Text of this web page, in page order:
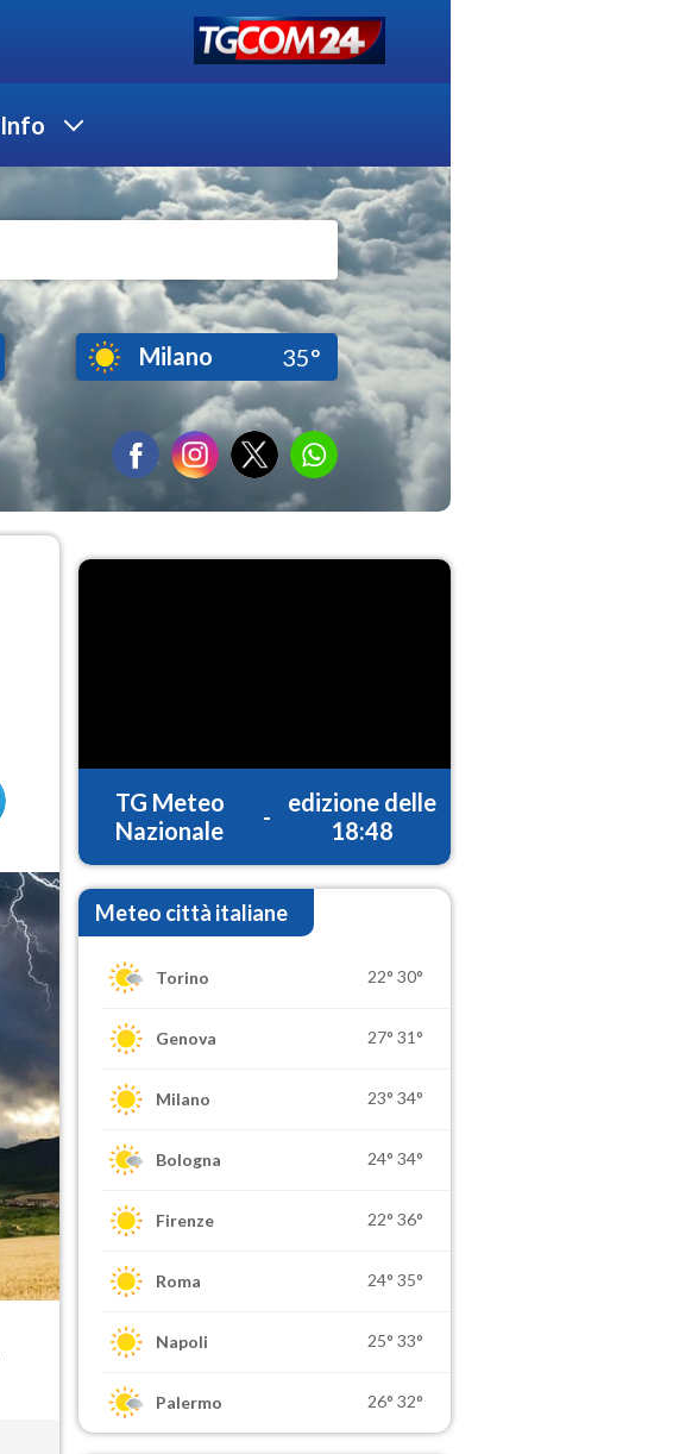
Info
Milano 35°
TG Meteo
Nazionale
-
edizione delle
18:48
Meteo città italiane
Torino 22° 30°
Genova 27° 31°
Milano 23° 34°
Bologna 24° 34°
Firenze 22° 36°
Roma 24° 35°
Napoli 25° 33°
Palermo 26° 32°